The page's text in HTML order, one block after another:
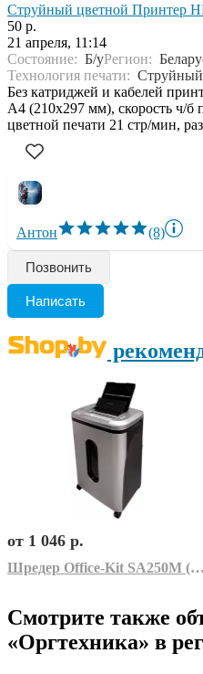
Струйный цветной Принтер
50 р.
21 апреля, 11:14
Состояние: Б/уРегион:
Технология печати: Струйный
Без катриджей и кабелей
A4 (210x297 мм), скорость ч/б
цветной печати 21 стр/мин,
Антон (8)
Позвонить
Написать
от 1 046 р.
Шредер Office-Kit SA250M (1.9х12)
Смотрите также
«Оргтехника» в